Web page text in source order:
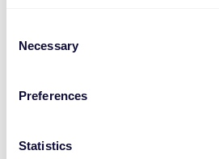
Selection
Necessary
Preferences
Statistics